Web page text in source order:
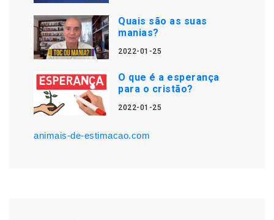
Quais são as suas
manias?
2022-01-25
O que é a esperança
para o cristão?
2022-01-25
animais-de-estimacao.com